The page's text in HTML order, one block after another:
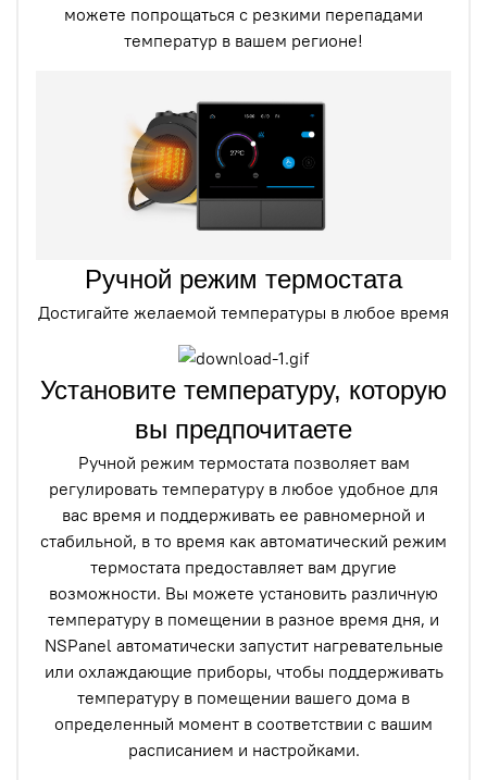
можете попрощаться с резкими перепадами
температур в вашем регионе!
Ручной режим термостата
Достигайте желаемой температуры в любое время
Установите температуру, которую
вы предпочитаете
Ручной режим термостата позволяет вам
регулировать температуру в любое удобное для
вас время и поддерживать ее равномерной и
стабильной, в то время как автоматический режим
термостата предоставляет вам другие
возможности. Вы можете установить различную
температуру в помещении в разное время дня, и
NSPanel автоматически запустит нагревательные
или охлаждающие приборы, чтобы поддерживать
температуру в помещении вашего дома в
определенный момент в соответствии с вашим
расписанием и настройками.